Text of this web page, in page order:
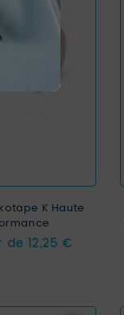
K Haute
de Prix
12,25 €